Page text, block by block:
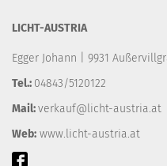
LICHT-AUSTRIA
Egger Johann | 9931
Tel.: 04843/5120122
Mail:verkauf@licht-austria.at
Web: www.licht-austria.at